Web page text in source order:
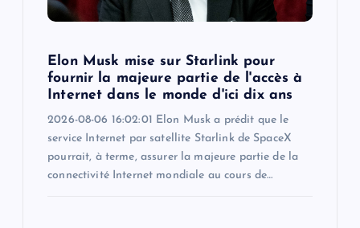
Elon Musk mise sur Starlink pour
fournir la majeure partie de l'accès à
Internet dans le monde d'ici dix ans
2026-08-06 16:02:01 Elon Musk a prédit que le
service Internet par satellite Starlink de SpaceX
pourrait, à terme, assurer la majeure partie de la
connectivité Internet mondiale au cours de…